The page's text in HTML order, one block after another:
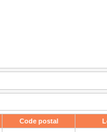
Code postal